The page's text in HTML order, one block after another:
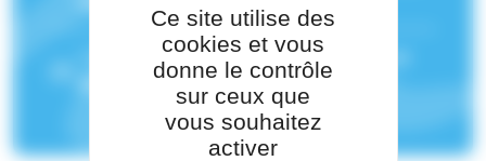
Pôle de rattachement : Pôle Cancer et
Maladie du sang
Ce site utilise des
cookies et vous
donne le contrôle
sur ceux que
vous souhaitez
activer